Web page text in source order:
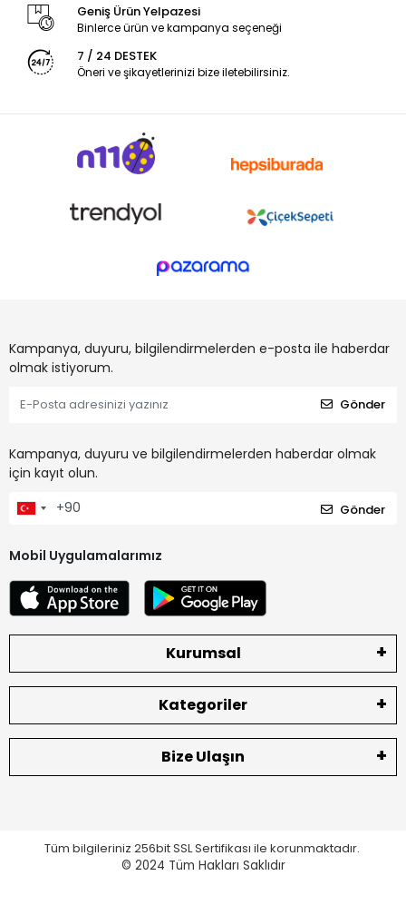
Geniş Ürün Yelpazesi
Binlerce ürün ve kampanya seçeneği
7 / 24 DESTEK
Öneri ve şikayetlerinizi bize iletebilirsiniz.
Kampanya, duyuru, bilgilendirmelerden e-posta ile haberdar
olmak istiyorum.
Gönder
Kampanya, duyuru ve bilgilendirmelerden haberdar olmak
için kayıt olun.
Gönder
Mobil Uygulamalarımız
Kurumsal
Kategoriler
Bize Ulaşın
Tüm bilgileriniz 256bit SSL Sertifikası ile korunmaktadır.
© 2024 Tüm Hakları Saklıdır